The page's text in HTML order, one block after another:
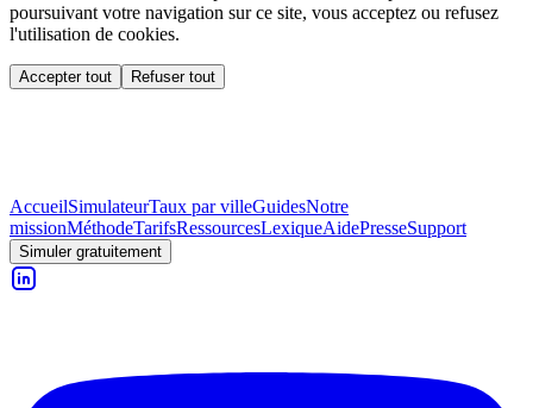
poursuivant votre navigation sur ce site, vous acceptez ou refusez
l'utilisation de cookies.
Accepter tout Refuser tout
AccueilSimulateurTaux par villeGuidesNotre
missionMéthodeTarifsRessourcesLexiqueAidePresseSupport
Simuler gratuitement